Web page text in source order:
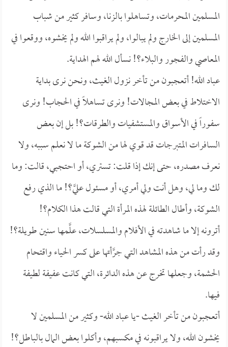
المسلمين المحرمات، وتساهلوا بالزنا، وسافر كثير من شباب
المسلمين إلى الخارج ولم يبالوا، ولم يراقبوا الله ولم يخشوه، ووقعوا في
المعاصي والفجور والبلاء؟! نسأل الله لهم الهداية.
عباد الله! أتعجبون من تأخر نزول الغيث، ونحن نرى بداية
الاختلاط في بعض المجالات! ونرى تساهلاً في الحجاب! ونرى
سفوراً في الأسواق والمستشفيات والطرقات؟! بل إن بعض
السافرات المتبرجات قد قوي لها من الشوكة ما لا نعلم سببه، ولا
نعرف مصدره، حتى إنك إذا قلت: تستري، أو احتجبي، قالت: وما
لك وما لي، وهل أنت ولي أمري، أو مسئول عليَّ؟! ما الذي رفع
الشوكة، وأطال الطائلة لهذه المرأة التي قالت هذا الكلام؟!
أترونه إلا ما شاهدته في الأفلام والمسلسلات، علَّمها سنين طويلة؟!
وقد رأت من هذه المشاهد التي جرَّأتها على كسر الحياء واقتحام
الحشمة، وجعلها تخرج عن هذه الدائرة، التي كانت عفيفة لطيفة
فيها.
أتعجبون من تأخر الغيث -يا عباد الله- وكثير من المسلمين لا
يخشون الله، ولا يراقبونه في مكسبهم، وأكلوا بعض المال بالباطل؟!